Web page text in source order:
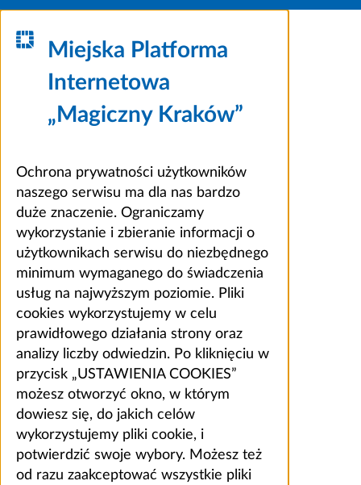
Miejska Platforma
Internetowa
„Magiczny Kraków”
Ochrona prywatności użytkowników
naszego serwisu ma dla nas bardzo
duże znaczenie. Ograniczamy
wykorzystanie i zbieranie informacji o
użytkownikach serwisu do niezbędnego
minimum wymaganego do świadczenia
usług na najwyższym poziomie. Pliki
cookies wykorzystujemy w celu
prawidłowego działania strony oraz
analizy liczby odwiedzin. Po kliknięciu w
przycisk „USTAWIENIA COOKIES”
możesz otworzyć okno, w którym
dowiesz się, do jakich celów
wykorzystujemy pliki cookie, i
potwierdzić swoje wybory. Możesz też
od razu zaakceptować wszystkie pliki